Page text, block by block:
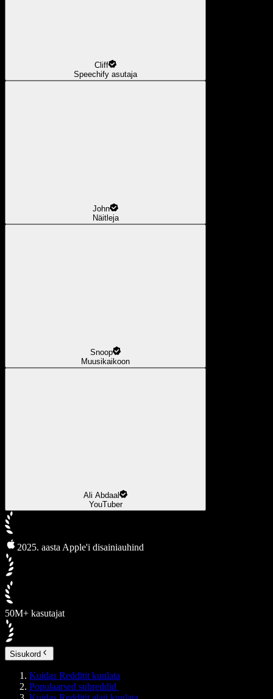
Cliff
Speechify asutaja
John
Näitleja
Snoop
Muusikaikoon
Ali Abdaal
YouTuber
2025. aasta Apple'i disainiauhind
50M+ kasutajat
Sisukord
Kuidas Redditit kuulata
Populaarsed subreddid